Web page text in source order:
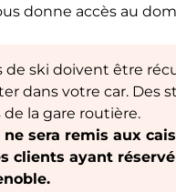
donne accès au
de ski doivent être
dans votre car. Des
de la gare routière.
sera remis aux
clients ayant